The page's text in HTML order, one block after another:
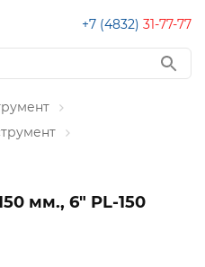
+7 (4832) 31-77-77
мм., 6" PL-150